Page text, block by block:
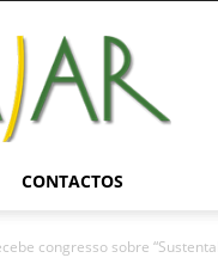
Viajar
Magazine
Online
CONTACTOS
congresso sobre